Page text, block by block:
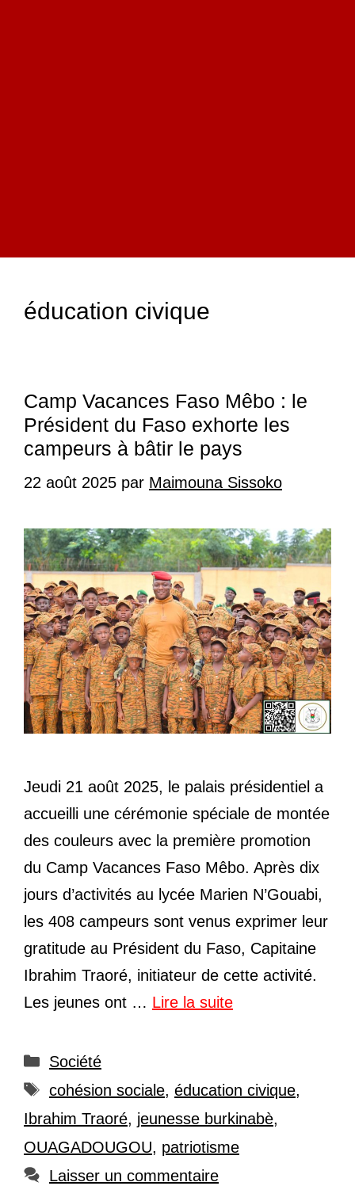
éducation civique
Camp Vacances Faso Mêbo : le
Président du Faso exhorte les
campeurs à bâtir le pays
22 août 2025 par Maimouna Sissoko
Jeudi 21 août 2025, le palais présidentiel a
accueilli une cérémonie spéciale de montée
des couleurs avec la première promotion
du Camp Vacances Faso Mêbo. Après dix
jours d’activités au lycée Marien N’Gouabi,
les 408 campeurs sont venus exprimer leur
gratitude au Président du Faso, Capitaine
Ibrahim Traoré, initiateur de cette activité.
Les jeunes ont … Lire la suite
Catégories
Société
Étiquettes
cohésion sociale, éducation civique,
Ibrahim Traoré, jeunesse burkinabè,
OUAGADOUGOU, patriotisme
Laisser un commentaire